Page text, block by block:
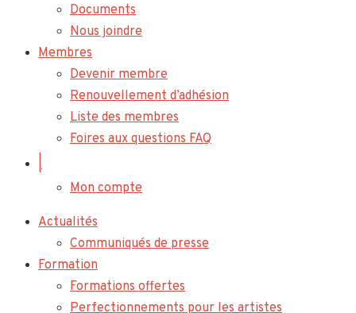
Documents
Nous joindre
Membres
Devenir membre
Renouvellement d’adhésion
Liste des membres
Foires aux questions FAQ
|
Mon compte
Actualités
Communiqués de presse
Formation
Formations offertes
Perfectionnements pour les artistes